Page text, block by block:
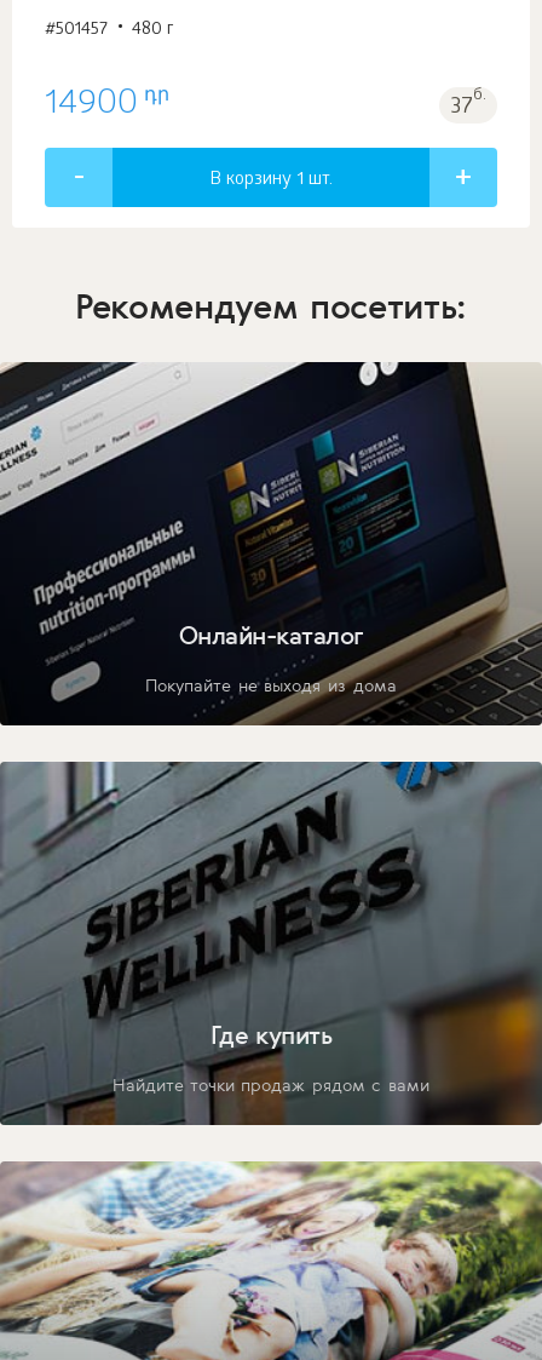
#501457 480 г
14900 դր 37б.
В корзину 1 шт.
Рекомендуем посетить:
Онлайн-каталог
Покупайте не выходя из дома
Где купить
Найдите точки продаж рядом с вами